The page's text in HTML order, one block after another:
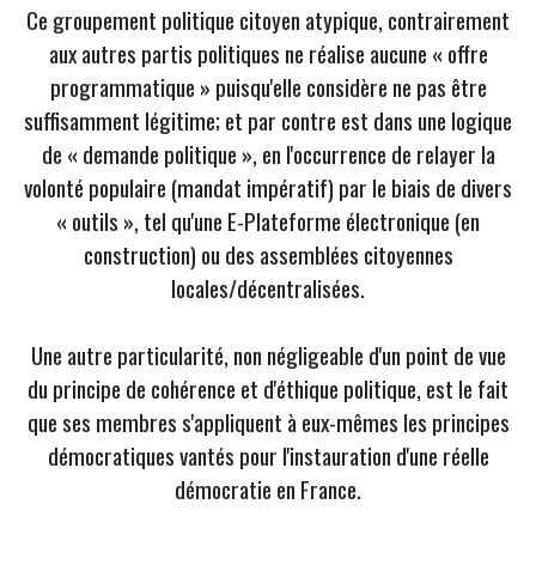
Ce groupement politique citoyen atypique, contrairement
aux autres partis politiques ne réalise aucune « offre
programmatique » puisqu'elle considère ne pas être
suffisamment légitime; et par contre est dans une logique
de « demande politique », en l'occurrence de relayer la
volonté populaire (mandat impératif) par le biais de divers
« outils », tel qu'une E-Plateforme électronique (en
construction) ou des assemblées citoyennes
locales/décentralisées.
Une autre particularité, non négligeable d'un point de vue
du principe de cohérence et d'éthique politique, est le fait
que ses membres s'appliquent à eux-mêmes les principes
démocratiques vantés pour l'instauration d'une réelle
démocratie en France.